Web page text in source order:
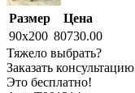
Размер
Цена
90x200 80730.00
Тяжело выбрать?
Заказать консультацию
Это бесплатно!